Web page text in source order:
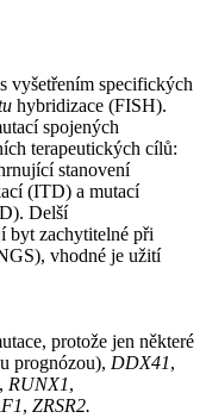
vyšetřením specifických
hybridizace (FISH).
spojených
terapeutických cílů:
stanovení
(ITD) a mutací
Delší
byt zachytitelné při
vhodné je užití
protože jen některé
prognózou), DDX41,
, RUNX1,
, ZRSR2.